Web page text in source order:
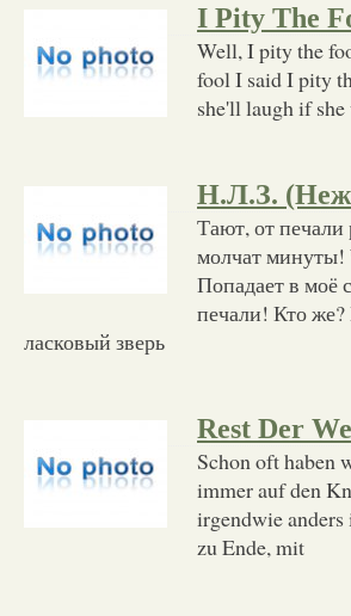
I Pity The
Well, I pity the
fool I said I pity
she'll laugh if
Н.Л.З.
Тают, от печали
молчат минуты!
Попадает в моё
печали! Кто
ласковый зверь
Rest Der
Schon oft haben
immer auf den
irgendwie
zu Ende, mit